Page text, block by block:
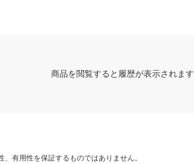
商品を閲覧すると履歴が表示されます
有用性を保証するものではありません。